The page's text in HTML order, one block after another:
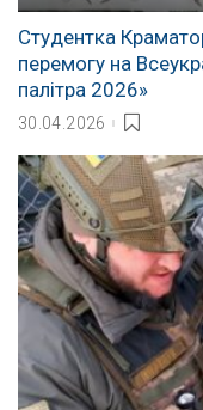
Студентка
перемогу на
палітра 2026»
30.04.2026